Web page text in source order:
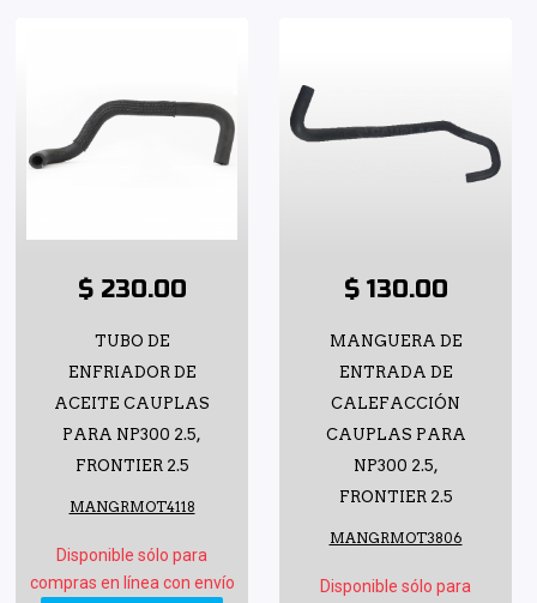
$ 230.00
TUBO DE
ENFRIADOR DE
ACEITE CAUPLAS
PARA NP300 2.5,
FRONTIER 2.5
MANGRMOT4118
Disponible sólo para
compras en línea con envío
$ 130.00
MANGUERA DE
ENTRADA DE
CALEFACCIÓN
CAUPLAS PARA
NP300 2.5,
FRONTIER 2.5
MANGRMOT3806
Disponible sólo para